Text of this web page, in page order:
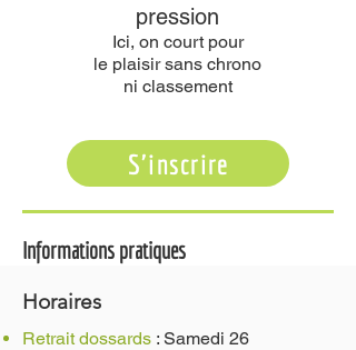
pression
Ici, on court pour
le plaisir sans chrono
ni classement
S'inscrire
Informations pratiques
Horaires
Retrait dossards : Samedi 26